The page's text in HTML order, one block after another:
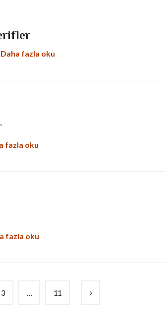
Daha fazla oku
fazla oku
fazla oku
3 … 11